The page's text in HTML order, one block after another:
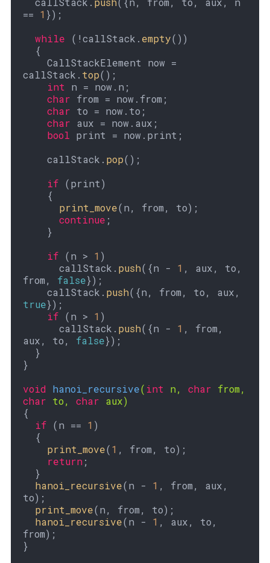
== 1 });
while (!callStack. empty())
callStack. top();
int n = now.n;
char from = now.from;
char to = now.to;
char aux = now.aux;
bool print = now.print;
    callStack.
pop();
if (print)
print_move(n, from, to);
continue ;
if (n > 1 )
      callStack.
push({n - 1 , aux, to,
from, false});
    callStack.
push
true});
if (n > 1 )
      callStack.
push({n - 1 , from,
aux, to, false});
}
void hanoi_recursive( int n, char
char to, char aux)
{
if (n == 1 )
print_move(1 , from, to);
return;
hanoi_recursive(n - 1 , from, aux,
to);
print_move(n, from, to);
hanoi_recursive(n - 1 , aux, to,
from);
}